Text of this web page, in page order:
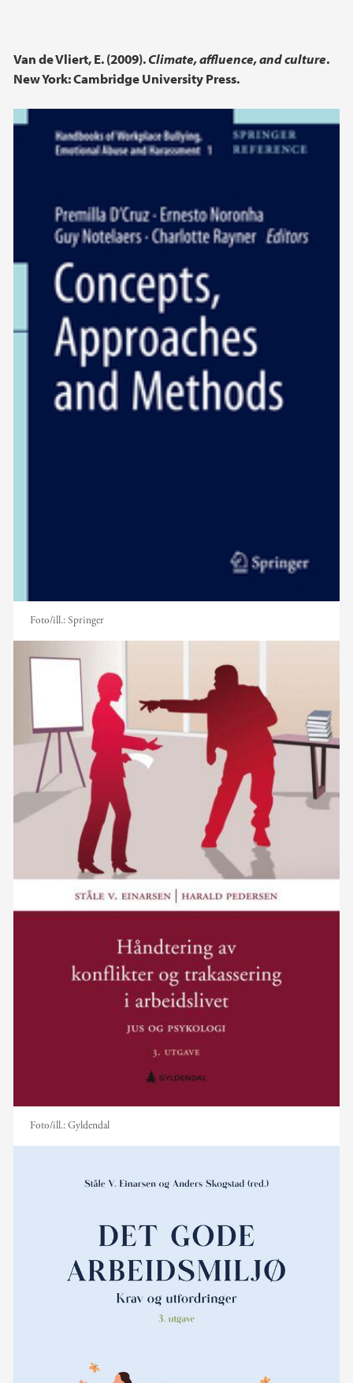
Van de Vliert, E. (2009).Climate, affluence, and culture.
New York: Cambridge University Press.
Foto/ill.:Springer
Foto/ill.:Gyldendal